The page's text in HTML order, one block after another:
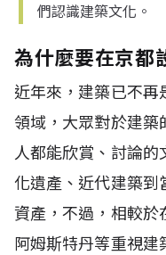
們認識建築文化。
為什麼要在京都
近年來，建築已不再
領域，大眾對於建築
人都能欣賞、討論
化遺產、近代建築
資產，不過，相較於
阿姆斯特丹等重視建